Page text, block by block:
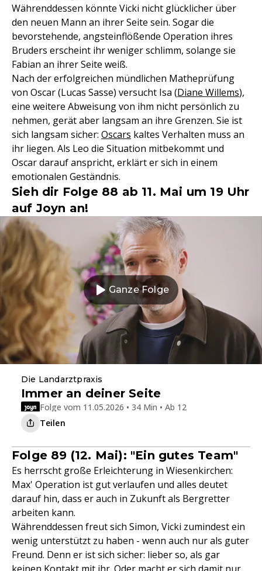
Währenddessen könnte Vicki nicht glücklicher über
den neuen Mann an ihrer Seite sein. Sogar die
bevorstehende, angsteinflößende Operation ihres
Bruders erscheint ihr weniger schlimm, solange sie
Fabian an ihrer Seite weiß.
Nach der erfolgreichen mündlichen Matheprüfung
von Oscar (Lucas Sasse) versucht Isa (Diane Willems),
eine weitere Abweisung von ihm nicht persönlich zu
nehmen, gerät aber langsam an ihre Grenzen. Sie ist
sich langsam sicher: Oscars kaltes Verhalten muss an
ihr liegen. Als Leo die Situation mitbekommt und
Oscar darauf anspricht, erklärt er sich in einem
emotionalen Geständnis.
Sieh dir Folge 88 ab 11. Mai um 19 Uhr
auf Joyn an!
Ganze Folge
Die Landarztpraxis
Immer an deiner Seite
Folge vom 11.05.2026 • 34 Min • Ab 12
Teilen
Folge 89 (12. Mai): "Ein gutes Team"
Es herrscht große Erleichterung in Wiesenkirchen:
Max' Operation ist gut verlaufen und alles deutet
darauf hin, dass er auch in Zukunft als Bergretter
arbeiten kann.
Währenddessen freut sich Simon, Vicki zumindest ein
wenig unterstützt zu haben - wenn auch nur als guter
Freund. Denn er ist sich sicher: lieber so, als gar
keinen Kontakt mit ihr. Oder macht er sich damit nur